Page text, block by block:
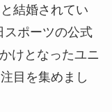
結婚されてい
スポーツの公式
けとなったユニ
目を集めまし